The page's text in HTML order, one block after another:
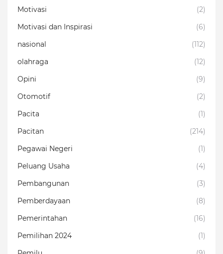
Motivasi
(2)
Motivasi dan Inspirasi
(6)
nasional
(112)
olahraga
(12)
Opini
(9)
Otomotif
(2)
Pacita
(1)
Pacitan
(214)
Pegawai Negeri
(1)
Peluang Usaha
(4)
Pembangunan
(3)
Pemberdayaan
(8)
Pemerintahan
(16)
Pemilihan 2024
(1)